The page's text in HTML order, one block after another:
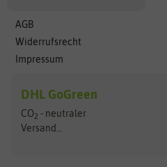
AGB
Widerrufsrecht
Impressum
DHL GoGreen
CO2 - neutraler
Versand...